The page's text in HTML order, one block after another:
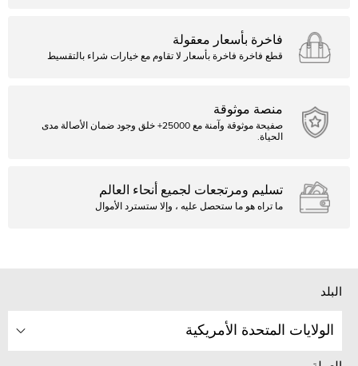
فاخرة بأسعار معقولة
قطع فاخرة فاخرة بأسعار لا تقاوم مع خيارات شراء بالتقسيط
منصة موثوقة
صفيحة موثوقة وآمنة مع 25000+ خلق وجود ضمان الأصالة مدى
الحياة.
تسليم ومرتجعات لجميع أنحاء العالم
ما تراه هو ما ستحصل عليه ، وإلا ستسترد الأموال
البلد
الولايات المتحدة الأمريكية